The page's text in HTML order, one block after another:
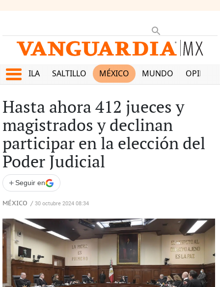
COAHUILA SALTILLO MÉXICO MUNDO OPINIÓN
Hasta ahora 412 jueces y
magistrados y declinan
participar en la elección del
Poder Judicial
+ Seguir en
MÉXICO / 30 octubre 2024 08:34